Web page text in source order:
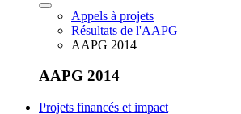
Appels à projets
Résultats de l'AAPG
AAPG 2014
AAPG 2014
Projets financés et impact